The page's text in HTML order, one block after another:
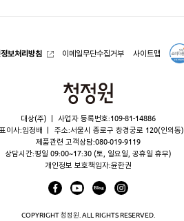
보처리방침 이메일무단수집거부 사이트맵
청
원
대상(주)
사업자 등록번호:109-81-14886
이사:임정배
주소:서울시 종로구 창경궁로 120(인의동)
제품관련 고객상담:080-019-9119
상담시간:평일 09:00~17:30 (토, 일요일, 공휴일 휴무)
개인정보 보호책임자:윤한권
COPYRIGHT 청정원. ALL RIGHTS RESERVED.